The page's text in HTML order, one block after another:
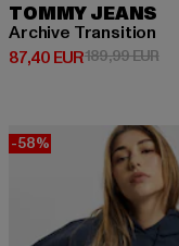
TOMMY JEANS
Archive Transition
87,40 EUR
Derzeitiger Preis: 87,40
189,99 EUR
-58%